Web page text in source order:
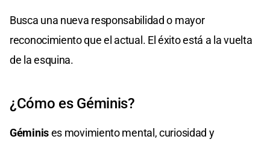
Busca una nueva responsabilidad o mayor
reconocimiento que el actual. El éxito está a la vuelta
de la esquina.
¿Cómo es Géminis?
Géminises movimiento mental, curiosidad y